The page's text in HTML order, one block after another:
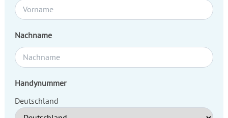
Nachname
Handynummer
Deutschland